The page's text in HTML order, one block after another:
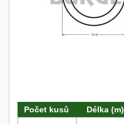
Počet kusů Délka (m)